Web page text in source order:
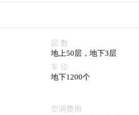
层 数
地上50层，地下3层
车 位
地下1200个
空调费用